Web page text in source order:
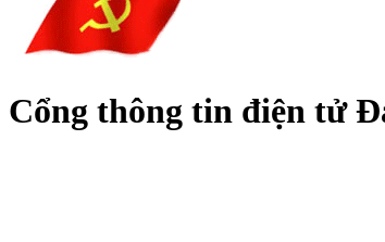
Cổng thông tin điện tử